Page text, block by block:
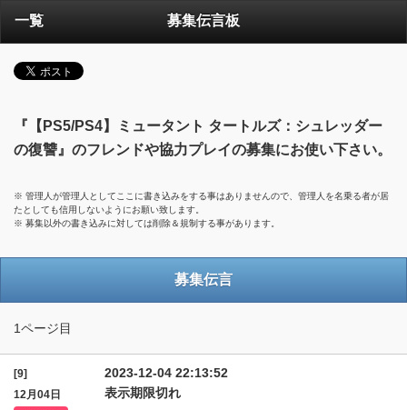
一覧 募集伝言板
『【PS5/PS4】ミュータント タートルズ：シュレッダー
の復讐』のフレンドや協力プレイの募集にお使い下さい。
※ 管理人が管理人としてここに書き込みをする事はありませんので、管理人を名乗る者が居
たとしても信用しないようにお願い致します。
※ 募集以外の書き込みに対しては削除＆規制する事があります。
募集伝言
1ページ目
[9]
12月04日
2023-12-04 22:13:52
表示期限切れ